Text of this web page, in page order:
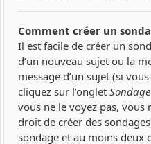
Comment créer un
Il est facile de créer un
d’un nouveau sujet ou la
message d’un sujet (si
cliquez sur l’onglet Sondage
vous ne le voyez pas, vous
droit de créer des
sondage et au moins deux